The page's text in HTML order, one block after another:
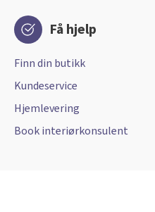
Få hjelp
Finn din butikk
Kundeservice
Hjemlevering
Book interiørkonsulent